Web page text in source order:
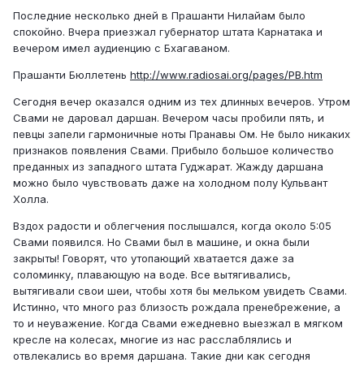
Последние несколько дней в Прашанти Нилайам было
спокойно. Вчера приезжал губернатор штата Карнатака и
вечером имел аудиенцию с Бхагаваном.
Прашанти Бюллетень http://www.radiosai.org/pages/PB.htm
Сегодня вечер оказался одним из тех длинных вечеров. Утром
Свами не даровал даршан. Вечером часы пробили пять, и
певцы запели гармоничные ноты Пранавы Ом. Не было никаких
признаков появления Свами. Прибыло большое количество
преданных из западного штата Гуджарат. Жажду даршана
можно было чувствовать даже на холодном полу Кульвант
Холла.
Вздох радости и облегчения послышался, когда около 5:05
Свами появился. Но Свами был в машине, и окна были
закрыты! Говорят, что утопающий хватается даже за
соломинку, плавающую на воде. Все вытягивались,
вытягивали свои шеи, чтобы хотя бы мельком увидеть Свами.
Истинно, что много раз близость рождала пренебрежение, а
то и неуважение. Когда Свами ежедневно выезжал в мягком
кресле на колесах, многие из нас расслаблялись и
отвлекались во время даршана. Такие дни как сегодня